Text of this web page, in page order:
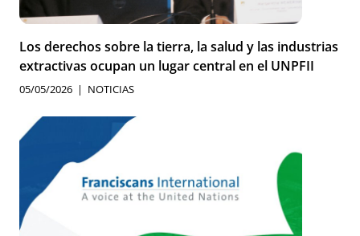
Los derechos sobre la tierra, la salud y las industrias
extractivas ocupan un lugar central en el UNPFII
05/05/2026 NOTICIAS